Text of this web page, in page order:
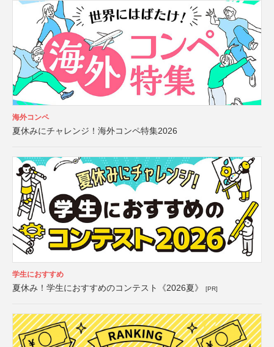
海外コンペ
夏休みにチャレンジ！海外コンペ特集2026
学生におすすめ
夏休み！学生におすすめのコンテスト《2026夏》 [PR]